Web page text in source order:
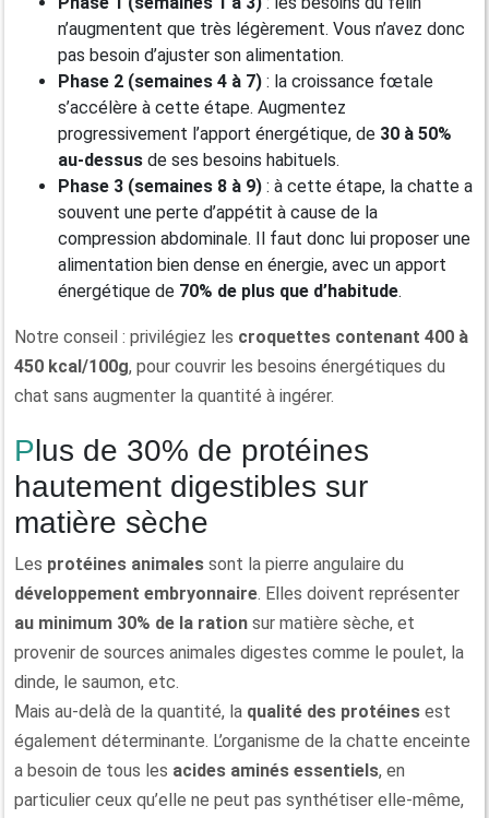
n’augmentent que très légèrement. Vous n’avez donc
pas besoin d’ajuster son alimentation.
Phase 2 (semaines 4 à 7) : la croissance fœtale
s’accélère à cette étape. Augmentez
progressivement l’apport énergétique, de 30 à 50%
au-dessus de ses besoins habituels.
Phase 3 (semaines 8 à 9) : à cette étape, la chatte a
souvent une perte d’appétit à cause de la
compression abdominale. Il faut donc lui proposer une
alimentation bien dense en énergie, avec un apport
énergétique de 70% de plus que d’habitude.
Notre conseil : privilégiez les croquettes contenant 400 à
450 kcal/100g, pour couvrir les besoins énergétiques du
chat sans augmenter la quantité à ingérer.
Plus de 30% de protéines
hautement digestibles sur
matière sèche
Les protéines animales sont la pierre angulaire du
développement embryonnaire. Elles doivent représenter
au minimum 30% de la ration sur matière sèche, et
provenir de sources animales digestes comme le poulet, la
dinde, le saumon, etc.
Mais au-delà de la quantité, la qualité des protéines est
également déterminante. L’organisme de la chatte enceinte
a besoin de tous les acides aminés essentiels, en
particulier ceux qu’elle ne peut pas synthétiser elle-même,